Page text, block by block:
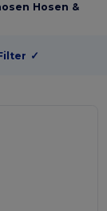
Hosen &
✓